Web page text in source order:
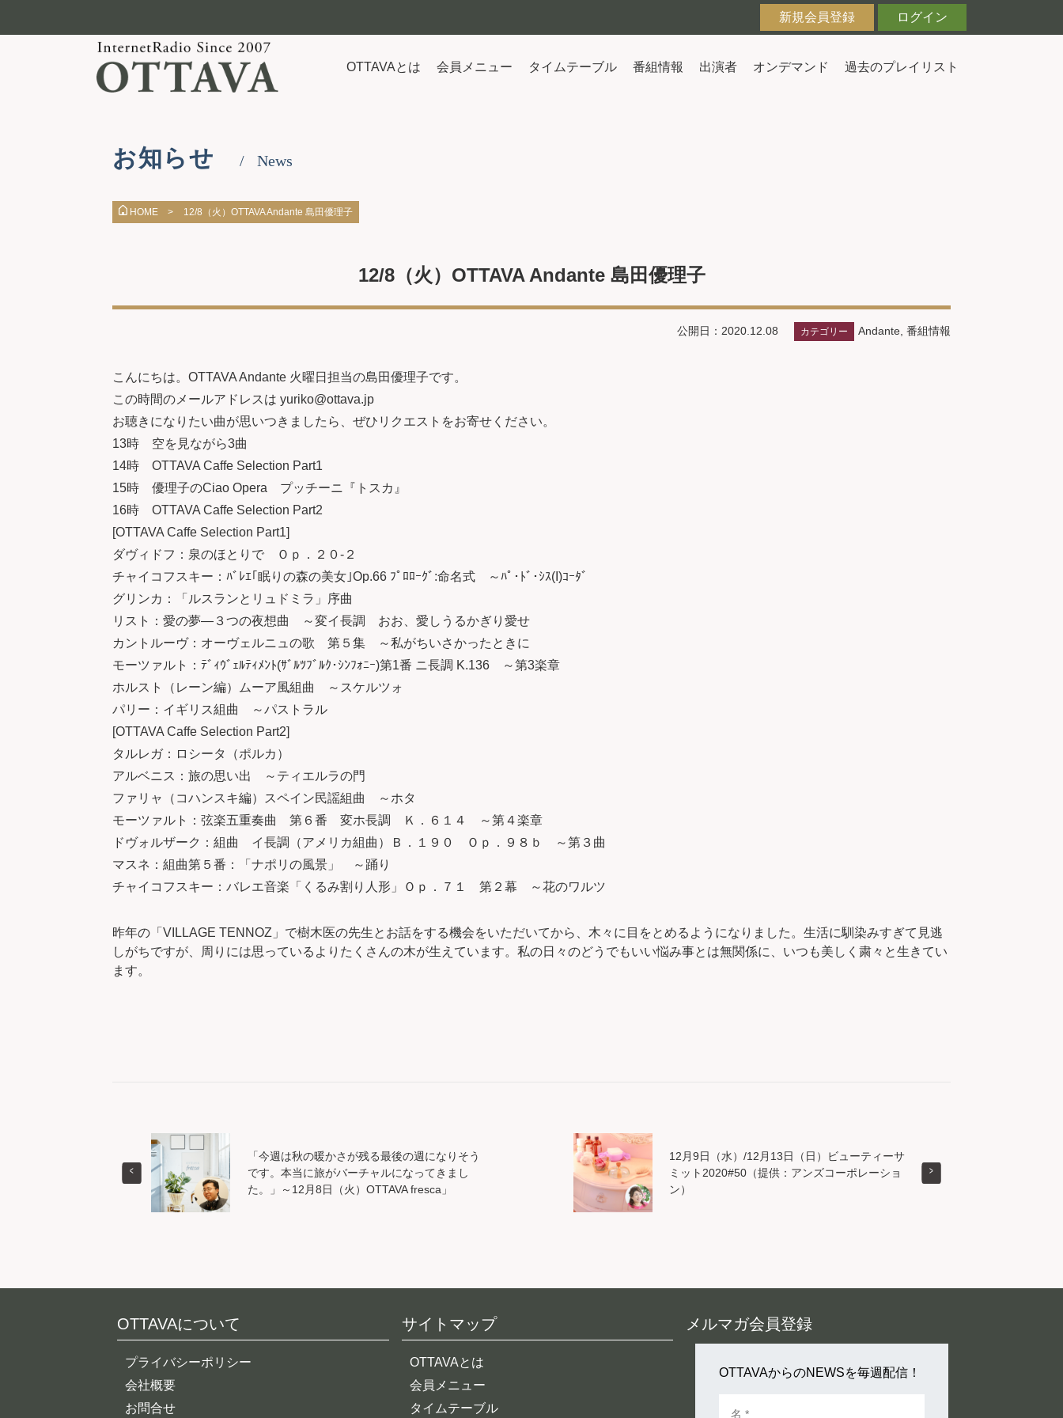
新規会員登録 ログイン
OTTAVAとは 会員メニュー タイムテーブル 番組情報 出演者 オンデマンド 過去のプレイリスト
お知らせ News
HOME > 12/8（火）OTTAVA Andante 島田優理子
12/8（火）OTTAVA Andante 島田優理子
公開日：2020.12.08 カテゴリー Andante 番組情報
こんにちは。OTTAVA Andante 火曜日担当の島田優理子です。
この時間のメールアドレスは yuriko@ottava.jp
お聴きになりたい曲が思いつきましたら、ぜひリクエストをお寄せください。
13時 空を見ながら3曲
14時 OTTAVA Caffe Selection Part1
15時 優理子のCiao Opera プッチーニ『トスカ』
16時 OTTAVA Caffe Selection Part2
[OTTAVA Caffe Selection Part1]
ダヴィドフ：泉のほとりで Ｏｐ．２０-２
チャイコフスキー：ﾊﾞﾚｴ｢眠りの森の美女｣Op.66 ﾌﾟﾛﾛｰｸﾞ:命名式 ～ﾊﾟ･ﾄﾞ･ｼｽ(I)ｺｰﾀﾞ
グリンカ：「ルスランとリュドミラ」序曲
リスト：愛の夢―３つの夜想曲 ～変イ長調 おお、愛しうるかぎり愛せ
カントルーヴ：オーヴェルニュの歌 第５集 ～私がちいさかったときに
モーツァルト：ﾃﾞｨｳﾞｪﾙﾃｨﾒﾝﾄ(ｻﾞﾙﾂﾌﾞﾙｸ･ｼﾝﾌｫﾆｰ)第1番 ニ長調 K.136 ～第3楽章
ホルスト（レーン編）ムーア風組曲 ～スケルツォ
パリー：イギリス組曲 ～パストラル
[OTTAVA Caffe Selection Part2]
タルレガ：ロシータ（ポルカ）
アルベニス：旅の思い出 ～ティエルラの門
ファリャ（コハンスキ編）スペイン民謡組曲 ～ホタ
モーツァルト：弦楽五重奏曲 第６番 変ホ長調 Ｋ．６１４ ～第４楽章
ドヴォルザーク：組曲 イ長調（アメリカ組曲）Ｂ．１９０ Ｏｐ．９８ｂ ～第３曲
マスネ：組曲第５番：「ナポリの風景」 ～踊り
チャイコフスキー：バレエ音楽「くるみ割り人形」Ｏｐ．７１ 第２幕 ～花のワルツ
昨年の「VILLAGE TENNOZ」で樹木医の先生とお話をする機会をいただいてから、木々に目をとめるようになりました。生活に馴染みすぎて見逃
しがちですが、周りには思っているよりたくさんの木が生えています。私の日々のどうでもいい悩み事とは無関係に、いつも美しく粛々と生きてい
ます。
「今週は秋の暖かさが残る最後の週になりそう
です。本当に旅がバーチャルになってきまし
た。」～12月8日（火）OTTAVA fresca」
12月9日（水）/12月13日（日）ビューティーサ
ミット2020#50（提供：アンズコーポレーショ
ン）
OTTAVAについて
プライバシーポリシー
会社概要
お問合せ
サイトマップ
OTTAVAとは
会員メニュー
タイムテーブル
メルマガ会員登録
OTTAVAからのNEWSを毎週配信！